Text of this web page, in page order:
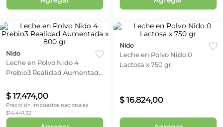
Nido
Leche en Polvo Nido 4
Prebio3 Realidad Aumentada
$ 17.474,00
Precio sin impuestos nacionales
$14.441,32
Nido
Leche en Polvo Nido 0
Lactosa x 750 gr
$ 16.824,00